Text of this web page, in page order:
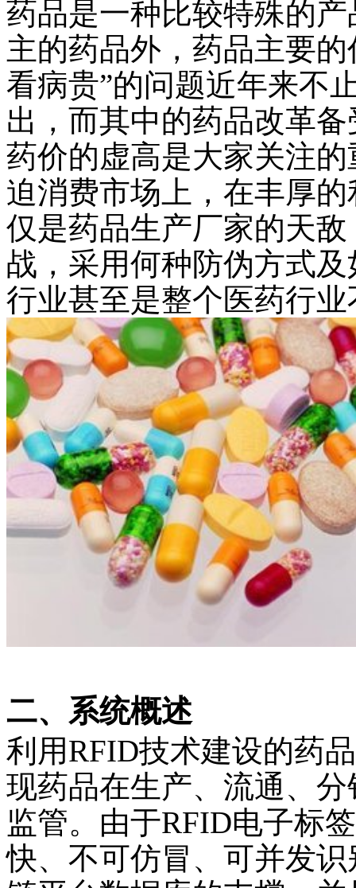
药品是一种比较特殊的
主的药品外，药品主要
看病贵”的问题近年来不
出，而其中的药品改革
药价的虚高是大家关注
迫消费市场上，在丰厚
仅是药品生产厂家的天
战，采用何种防伪方式
行业甚至是整个医药行
二、系统概述
利用RFID技术建设的药品
现药品在生产、流通、
监管。由于RFID电子标
快、不可仿冒、可并发